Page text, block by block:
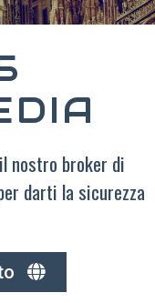
nostro broker di
darti la sicurezza